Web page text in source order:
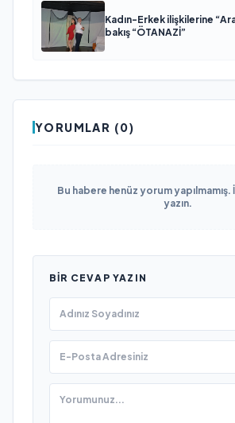
Kadın-Erkek ilişkilerine
bakış “ÖTANAZİ”
YORUMLAR (0)
Bu habere henüz yorum
yazın.
BIR CEVAP YAZIN